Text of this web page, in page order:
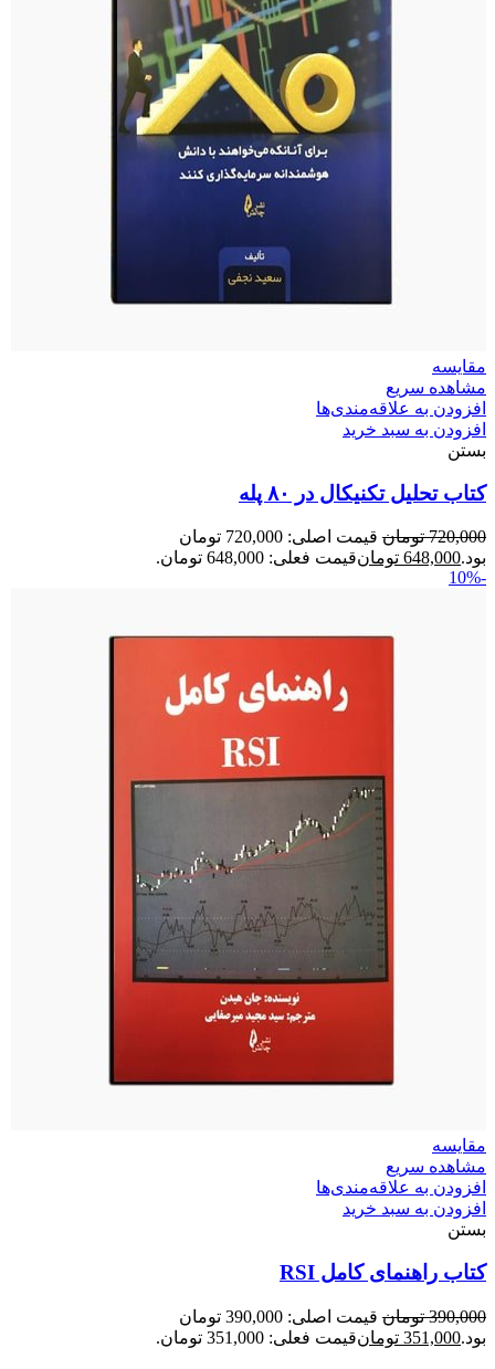
مقایسه
مشاهده سریع
افزودن به علاقه‌مندی‌ها
افزودن به سبد خرید
بستن
کتاب تحلیل تکنیکال در ۸۰ پله
720,000 تومان
قیمت اصلی: 720,000 تومان
بود.648,000 تومانقیمت فعلی: 648,000 تومان.
-10%
مقایسه
مشاهده سریع
افزودن به علاقه‌مندی‌ها
افزودن به سبد خرید
بستن
کتاب راهنمای کامل RSI
390,000 تومان
قیمت اصلی: 390,000 تومان
بود.351,000 تومانقیمت فعلی: 351,000 تومان.